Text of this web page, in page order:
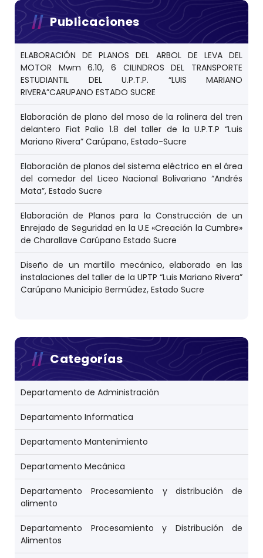
Publicaciones
ELABORACIÓN DE PLANOS DEL ARBOL DE LEVA DEL
MOTOR Mwm 6.10, 6 CILINDROS DEL TRANSPORTE
ESTUDIANTIL DEL U.P.T.P. “LUIS MARIANO
RIVERA”CARUPANO ESTADO SUCRE
Elaboración de plano del moso de la rolinera del tren
delantero Fiat Palio 1.8 del taller de la U.P.T.P “Luis
Mariano Rivera” Carúpano, Estado-Sucre
Elaboración de planos del sistema eléctrico en el área
del comedor del Liceo Nacional Bolivariano “Andrés
Mata”, Estado Sucre
Elaboración de Planos para la Construcción de un
Enrejado de Seguridad en la U.E «Creación la Cumbre»
de Charallave Carúpano Estado Sucre
Diseño de un martillo mecánico, elaborado en las
instalaciones del taller de la UPTP “Luis Mariano Rivera”
Carúpano Municipio Bermúdez, Estado Sucre
Categorías
Departamento de Administración
Departamento Informatica
Departamento Mantenimiento
Departamento Mecánica
Departamento Procesamiento y distribución de
alimento
Departamento Procesamiento y Distribución de
Alimentos